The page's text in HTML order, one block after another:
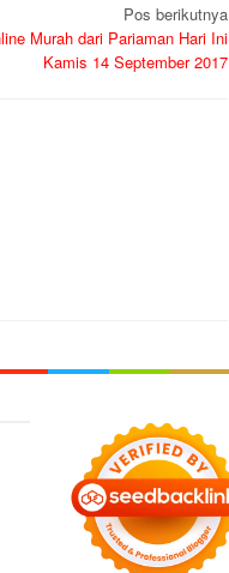
Pos berikutnya
Murah dari Pariaman Hari Ini
Kamis 14 September 2017